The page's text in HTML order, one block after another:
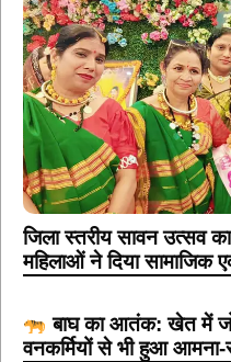
जिला स्तरीय सावन उत्सव
महिलाओं ने दिया सामाजिक
बाघ का आतंक: खेत में
वनकर्मियों से भी हुआ आमना-